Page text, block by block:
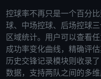
控球率不再只是一个百分
球、中场控球、后场控球
区域统计。用户可以查看
成功率变化曲线，精确评
历史交锋记录模块则收录
数据，支持两队之间的多维